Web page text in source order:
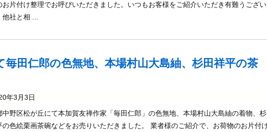
お片付け整理でお呼びいただきました。いつもお客様をご紹介いただき有難うござい
他社と相 ...
毎田仁郎の色無地、本場村山大島紬、杉田祥平の茶
年3月3日
中野区松が丘にて本加賀友禅作家「毎田仁郎」の色無地、本場村山大島紬の着物、杉
の色絵栗画茶碗などをお売りいただきました。 業者様のご紹介で、お荷物のお片付